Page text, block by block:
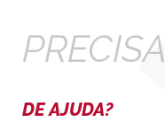
PRECISA
DE AJUDA?